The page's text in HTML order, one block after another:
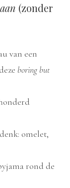
aan (zonder
van een
boring but
omelet,
rond de